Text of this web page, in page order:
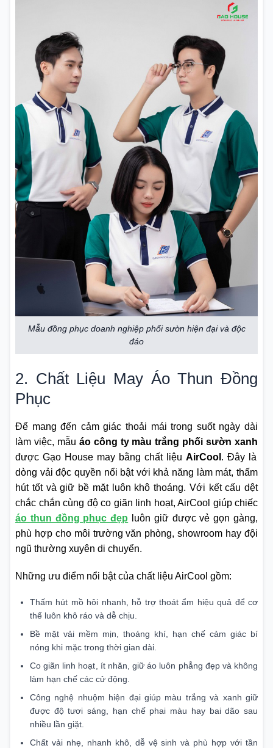
Mẫu đồng phục doanh nghiệp phối sườn hiện đại và độc
đáo
2. Chất Liệu May Áo Thun Đồng
Phục
Để mang đến cảm giác thoải mái trong suốt ngày dài
làm việc, mẫu áo công ty màu trắng phối sườn xanh
được Gạo House may bằng chất liệu AirCool . Đây là
dòng vải độc quyền nổi bật với khả năng làm mát, thấm
hút tốt và giữ bề mặt luôn khô thoáng. Với kết cấu dệt
chắc chắn cùng độ co giãn linh hoạt, AirCool giúp chiếc
áo thun đồng phục đẹp luôn giữ được vẻ gọn gàng,
phù hợp cho môi trường văn phòng, showroom hay đội
ngũ thường xuyên di chuyển.
Những ưu điểm nổi bật của chất liệu AirCool gồm:
Thấm hút mồ hôi nhanh, hỗ trợ thoát ẩm hiệu quả để cơ
thể luôn khô ráo và dễ chịu.
Bề mặt vải mềm mịn, thoáng khí, hạn chế cảm giác bí
nóng khi mặc trong thời gian dài.
Co giãn linh hoạt, ít nhăn, giữ áo luôn phẳng đẹp và không
làm hạn chế các cử động.
Công nghệ nhuộm hiện đại giúp màu trắng và xanh giữ
được độ tươi sáng, hạn chế phai màu hay bai dão sau
nhiều lần giặt.
Chất vải nhẹ, nhanh khô, dễ vệ sinh và phù hợp với tần